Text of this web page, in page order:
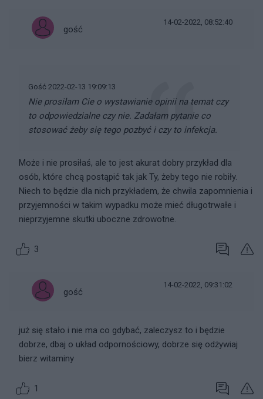
gość
14-02-2022, 08:52:40
Gość 2022-02-13 19:09:13
Nie prosiłam Cie o wystawianie opinii na temat czy
to odpowiedzialne czy nie. Zadałam pytanie co
stosować żeby się tego pozbyć i czy to infekcja.
Może i nie prosiłaś, ale to jest akurat dobry przykład dla
osób, które chcą postąpić tak jak Ty, żeby tego nie robiły.
Niech to będzie dla nich przykładem, że chwila zapomnienia i
przyjemności w takim wypadku może mieć długotrwałe i
nieprzyjemne skutki uboczne zdrowotne.
3
gość
14-02-2022, 09:31:02
już się stało i nie ma co gdybać, zaleczysz to i będzie
dobrze, dbaj o układ odpornościowy, dobrze się odżywiaj
bierz witaminy
1